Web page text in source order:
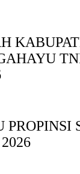
PROPINSI